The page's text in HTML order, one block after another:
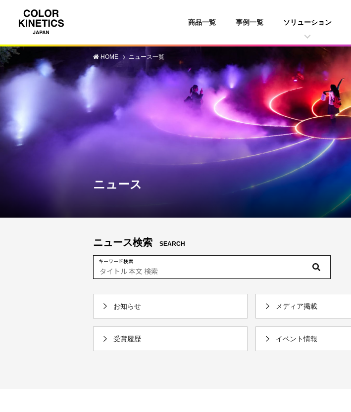
商品一覧 事例一覧 ソリューション
HOME ニュース一覧
ニュース
ニュース検索 SEARCH
キーワード検索
お知らせ メディア掲載
受賞履歴 イベント情報